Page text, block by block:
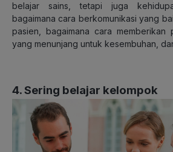
belajar sains, tetapi juga
bagaimana cara berkomunikasi yang
pasien, bagaimana cara memberikan
yang menunjang untuk kesembuhan,
4. Sering belajar kelompok